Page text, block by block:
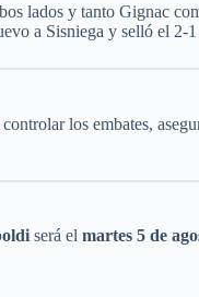
lados y tanto Gignac
a Sisniega y selló el 2-
los embates,
será el martes 5 de